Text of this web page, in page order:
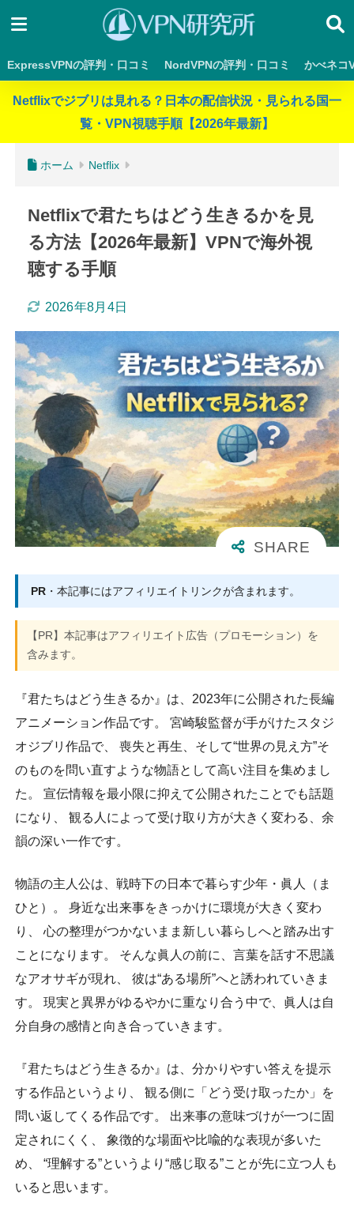
ExpressVPNの評判・口コミ NordVPNの評判・口コミ かべネコ
Netflixでジブリは見れる？日本の配信状況・見られる国一
覧・VPN視聴手順【2026年最新】
ホーム Netflix
Netflixで君たちはどう生きるかを見
る方法【2026年最新】VPNで海外視
聴する手順
2026年8月4日
PR ・本記事にはアフィリエイトリンクが含まれます。
【PR】本記事はアフィリエイト広告（プロモーション）を
含みます。
『君たちはどう生きるか』は、2023年に公開された長編
アニメーション作品です。 宮崎駿監督が手がけたスタジ
オジブリ作品で、 喪失と再生、そして“世界の見え方”そ
のものを問い直すような物語として高い注目を集めまし
た。 宣伝情報を最小限に抑えて公開されたことでも話題
になり、 観る人によって受け取り方が大きく変わる、余
韻の深い一作です。
物語の主人公は、戦時下の日本で暮らす少年・眞人（ま
ひと）。 身近な出来事をきっかけに環境が大きく変わ
り、 心の整理がつかないまま新しい暮らしへと踏み出す
ことになります。 そんな眞人の前に、言葉を話す不思議
なアオサギが現れ、 彼は“ある場所”へと誘われていきま
す。 現実と異界がゆるやかに重なり合う中で、眞人は自
分自身の感情と向き合っていきます。
『君たちはどう生きるか』は、分かりやすい答えを提示
する作品というより、 観る側に「どう受け取ったか」を
問い返してくる作品です。 出来事の意味づけが一つに固
定されにくく、 象徴的な場面や比喩的な表現が多いた
め、 “理解する”というより“感じ取る”ことが先に立つ人も
いると思います。